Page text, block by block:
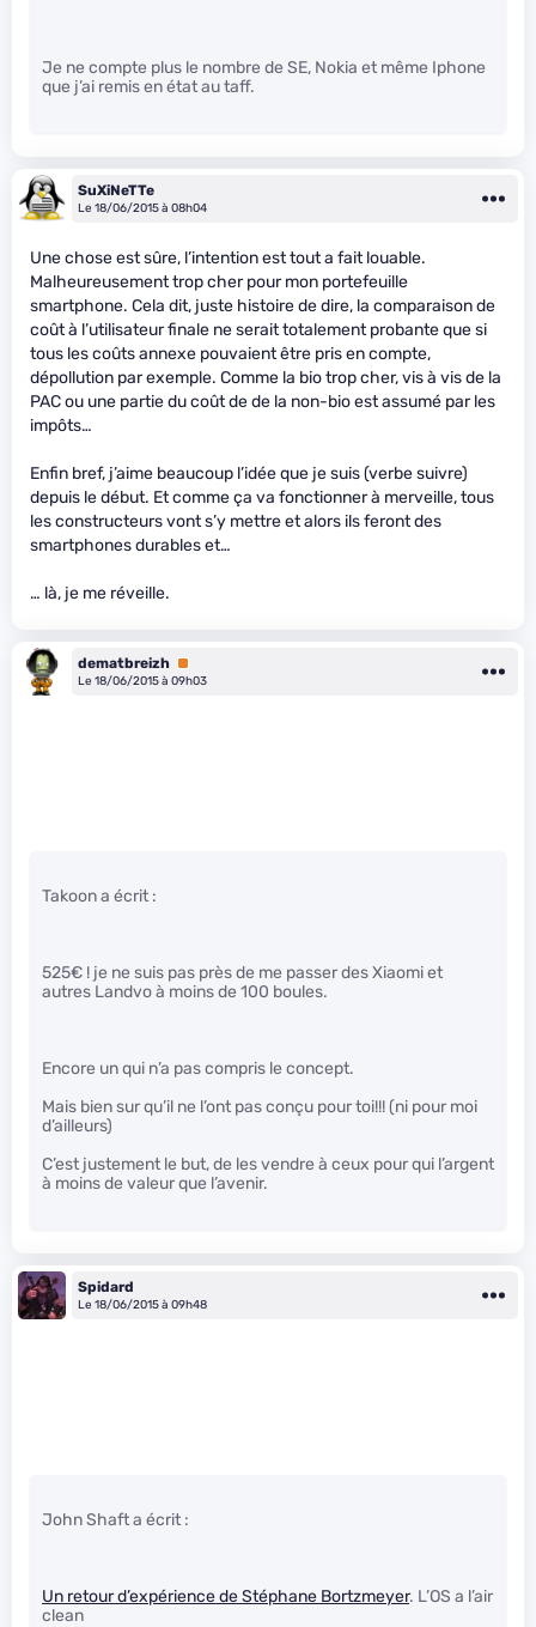
Je ne compte plus le nombre de SE, Nokia et même Iphone
que j’ai remis en état au taff.
SuXiNeTTe
Le 18/06/2015 à 08h04
Une chose est sûre, l’intention est tout a fait louable.
Malheureusement trop cher pour mon portefeuille
smartphone. Cela dit, juste histoire de dire, la comparaison de
coût à l’utilisateur finale ne serait totalement probante que si
tous les coûts annexe pouvaient être pris en compte,
dépollution par exemple. Comme la bio trop cher, vis à vis de la
PAC ou une partie du coût de de la non-bio est assumé par les
impôts…
Enfin bref, j’aime beaucoup l’idée que je suis (verbe suivre)
depuis le début. Et comme ça va fonctionner à merveille, tous
les constructeurs vont s’y mettre et alors ils feront des
smartphones durables et…
… là, je me réveille.
dematbreizh Premium
Le 18/06/2015 à 09h03
Takoon a écrit :
525€ ! je ne suis pas près de me passer des Xiaomi et
autres Landvo à moins de 100 boules.
Encore un qui n’a pas compris le concept.
Mais bien sur qu’il ne l’ont pas conçu pour toi!!! (ni pour moi
d’ailleurs)
C’est justement le but, de les vendre à ceux pour qui l’argent
à moins de valeur que l’avenir.
Spidard
Le 18/06/2015 à 09h48
John Shaft a écrit :
Un retour d’expérience de Stéphane Bortzmeyer. L’OS a l’air
clean